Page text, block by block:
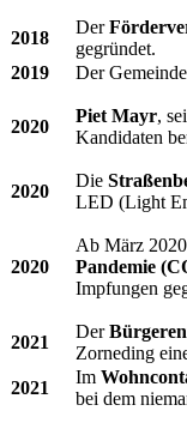
2018
Der
gegründet.
2019
Der
2020
Piet Mayr,
Kandidaten
2020
Die
LED (Light
2020
Ab März
Pandemie
Impfungen
2021
Der
Zorneding
2021
Im
bei dem